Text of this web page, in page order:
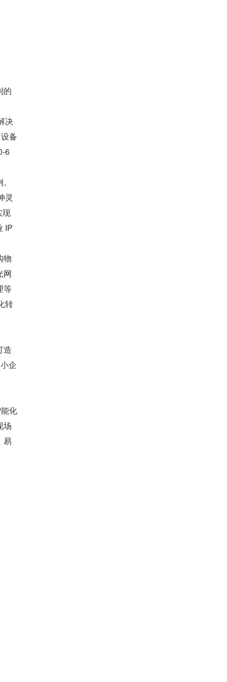
的
决
备
6
灵
现
IP
物
网
等
转
造
企
化
场
易